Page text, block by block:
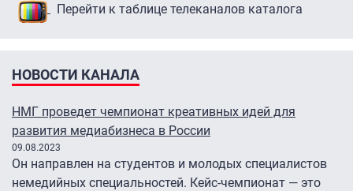
Перейти к таблице телеканалов каталога
НОВОСТИ КАНАЛА
НМГ проведет чемпионат креативных идей для
развития медиабизнеса в России
09.08.2023
Он направлен на студентов и молодых специалистов
немедийных специальностей. Кейс-чемпионат — это